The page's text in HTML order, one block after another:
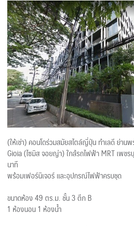
(ให้เช่า) คอนโดร่วมสมัยสไตล์ญี่ปุ่น ทำเลดี ย่าน
Gioia (ไซมิส จอยญ่า) ใกล้รถไฟฟ้า MRT เพชร
นาที
พร้อมเฟอร์นิเจอร์ และอุปกรณ์ไฟฟ้าครบชุด
ขนาดห้อง 49 ตร.ม. ชั้น 3 ตึก B
1 ห้องนอน 1 ห้องน้ำ